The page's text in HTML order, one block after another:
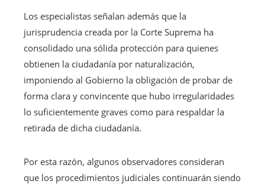
Los especialistas señalan además que la
jurisprudencia creada por la Corte Suprema ha
consolidado una sólida protección para quienes
obtienen la ciudadanía por naturalización,
imponiendo al Gobierno la obligación de probar de
forma clara y convincente que hubo irregularidades
lo suficientemente graves como para respaldar la
retirada de dicha ciudadanía.
Por esta razón, algunos observadores consideran
que los procedimientos judiciales continuarán siendo